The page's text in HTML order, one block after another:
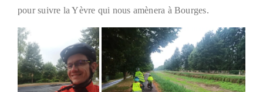
pour suivre la Yèvre qui nous amènera à Bourges.